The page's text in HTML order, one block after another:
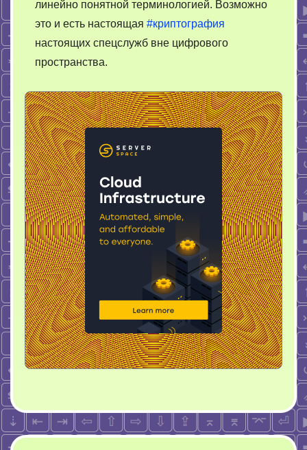
линейно понятной терминологией. Возможно
это и есть настоящая #криптография
настоящих спецслужб вне цифрового
пространства.